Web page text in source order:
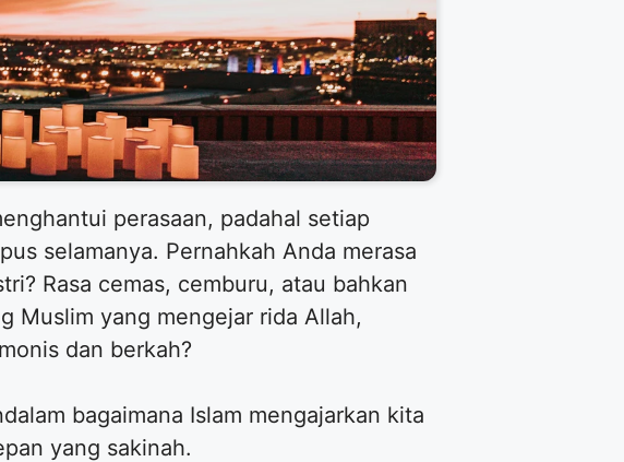
perasaan, padahal setiap
selamanya. Pernahkah Anda merasa
Rasa cemas, cemburu, atau bahkan
Muslim yang mengejar rida Allah,
dan berkah?
bagaimana Islam mengajarkan kita
yang sakinah.